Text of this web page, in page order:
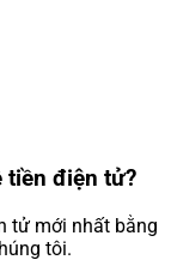
tiền điện tử?
tử mới nhất bằng
tôi.